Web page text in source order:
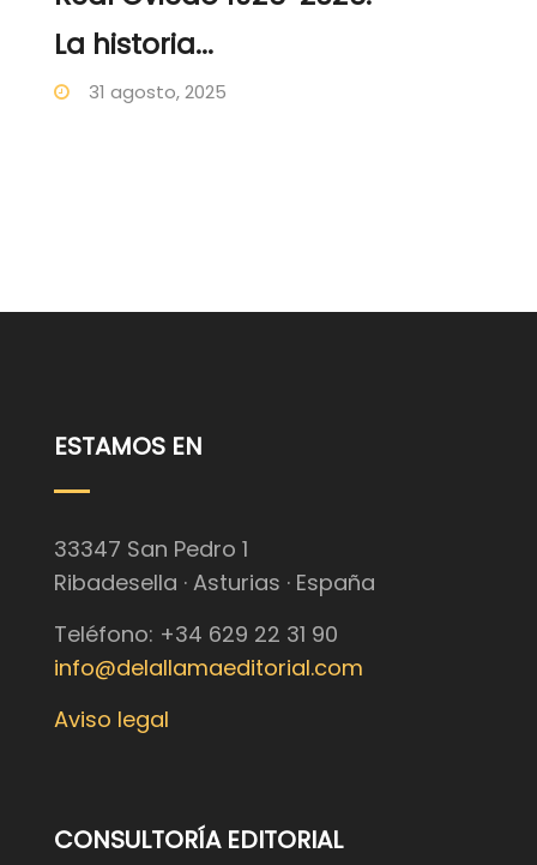
La historia...
31 agosto, 2025
ESTAMOS EN
33347 San Pedro 1
Ribadesella · Asturias · España
Teléfono: +34 629 22 31 90
info@delallamaeditorial.com
Aviso legal
CONSULTORÍA EDITORIAL